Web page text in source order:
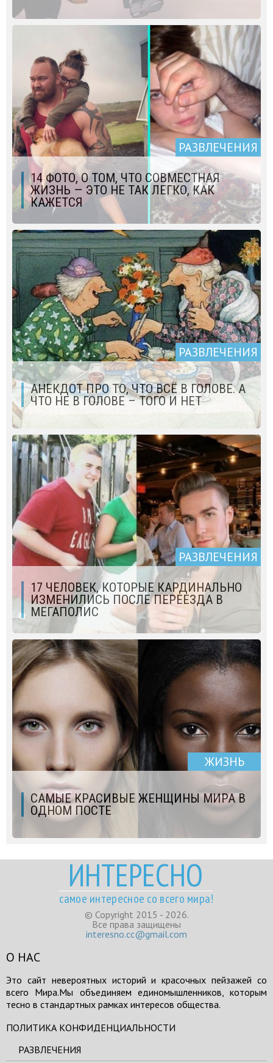
РАЗВЛЕЧЕНИЯ
14 ФОТО, О ТОМ, ЧТО СОВМЕСТНАЯ
ЖИЗНЬ — ЭТО НЕ ТАК ЛЕГКО, КАК
КАЖЕТСЯ
РАЗВЛЕЧЕНИЯ
АНЕКДОТ ПРО ТО, ЧТО ВСЁ В ГОЛОВЕ. А
ЧТО НЕ В ГОЛОВЕ – ТОГО И НЕТ
РАЗВЛЕЧЕНИЯ
17 ЧЕЛОВЕК, КОТОРЫЕ КАРДИНАЛЬНО
ИЗМЕНИЛИСЬ ПОСЛЕ ПЕРЕЕЗДА В
МЕГАПОЛИС
ЖИЗНЬ
САМЫЕ КРАСИВЫЕ ЖЕНЩИНЫ МИРА В
ОДНОМ ПОСТЕ
ИНТЕРЕСНО
самое интересное со всего мира!
© Copyright 2015 - 2026.
Все права защищены
interesno.cc@gmail.com
О НАС
Это сайт невероятных историй и красочных пейзажей со
всего Мира.Мы объединяем единомышленников, которым
тесно в стандартных рамках интересов общества.
ПОЛИТИКА КОНФИДЕНЦИАЛЬНОСТИ
РАЗВЛЕЧЕНИЯ